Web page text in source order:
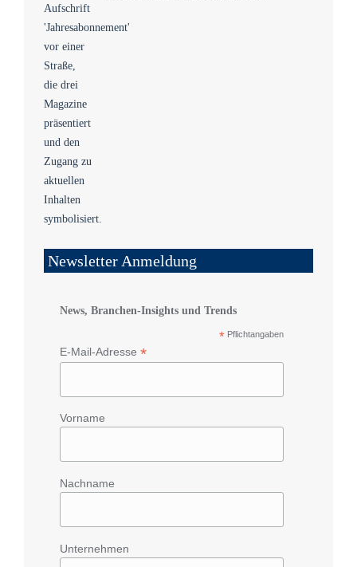
Newsletter Anmeldung
News, Branchen-Insights und Trends
* Pflichtangaben
E-Mail-Adresse *
Vorname
Nachname
Unternehmen